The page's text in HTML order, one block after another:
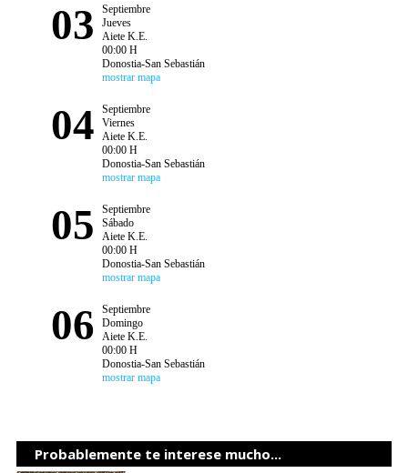
03
Septiembre
Jueves
Aiete K.E.
00:00 H
Donostia-San Sebastián
mostrar mapa
04
Septiembre
Viernes
Aiete K.E.
00:00 H
Donostia-San Sebastián
mostrar mapa
05
Septiembre
Sábado
Aiete K.E.
00:00 H
Donostia-San Sebastián
mostrar mapa
06
Septiembre
Domingo
Aiete K.E.
00:00 H
Donostia-San Sebastián
mostrar mapa
Probablemente te interese mucho...